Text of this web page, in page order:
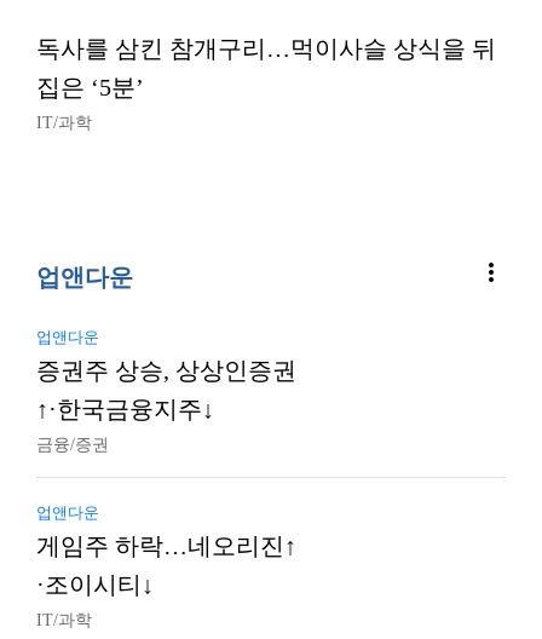
독사를 삼킨 참개구리…먹이사슬 상식을 뒤
집은 ‘5분’
IT/과학
업앤다운 more_vert
업앤다운
증권주 상승, 상상인증권
↑·한국금융지주↓
금융/증권
업앤다운
게임주 하락…네오리진↑
·조이시티↓
IT/과학